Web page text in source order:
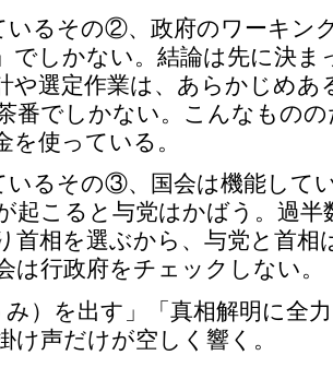
いるその②、政府のワーキン
でしかない。結論は先に決ま
や選定作業は、あらかじめあ
番でしかない。こんなもの
を使っている。
いるその③、国会は機能して
起こると与党はかばう。過半
首相を選ぶから、与党と首相
は行政府をチェックしない。
み）を出す」「真相解明に全
け声だけが空しく響く。